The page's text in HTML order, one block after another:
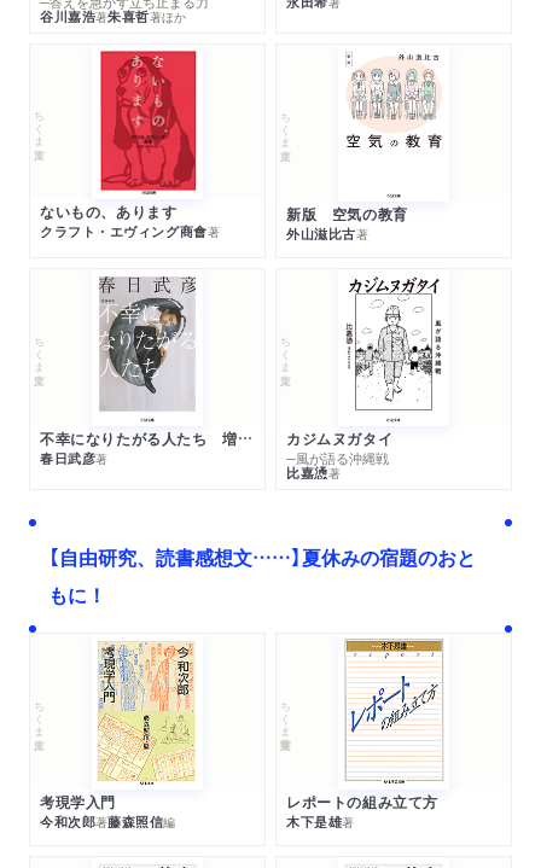
谷川嘉浩著朱喜哲著ほか
ちくま文庫
ないもの、あります
クラフト・エヴィング商會著
ちくま文庫
新版 空気の教育
外山滋比古著
ちくま文庫
不幸になりたがる人たち 増補新版
春日武彦著
ちくま文庫
カジムヌガタイ
─風が語る沖縄戦
比嘉慂著
【自由研究、読書感想文……】夏休みの宿題のおと
もに！
ちくま文庫
考現学入門
今和次郎著藤森照信編
ちくま学芸文庫
レポートの組み立て方
木下是雄著